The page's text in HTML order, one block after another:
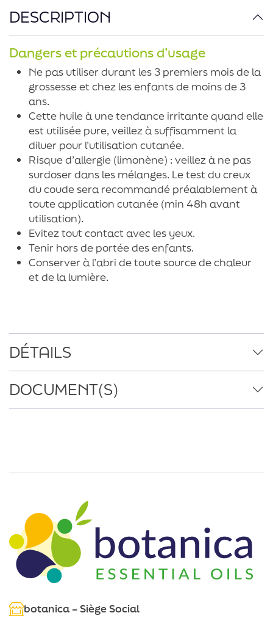
DESCRIPTION
Dangers et précautions d’usage
Ne pas utiliser durant les 3 premiers mois de la
grossesse et chez les enfants de moins de 3
ans.
Cette huile à une tendance irritante quand elle
est utilisée pure, veillez à suffisamment la
diluer pour l’utilisation cutanée.
Risque d’allergie (limonène) : veillez à ne pas
surdoser dans les mélanges. Le test du creux
du coude sera recommandé préalablement à
toute application cutanée (min 48h avant
utilisation).
Evitez tout contact avec les yeux.
Tenir hors de portée des enfants.
Conserver à l’abri de toute source de chaleur
et de la lumière.
DÉTAILS
DOCUMENT(S)
botanica – Siège Social